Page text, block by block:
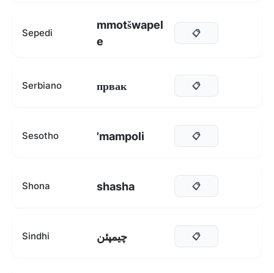
Sepedi
mmotšwapel
e
📋
Serbiano првак 📋
Sesotho 'mampoli 📋
Shona shasha 📋
Sindhi چيمپئن 📋